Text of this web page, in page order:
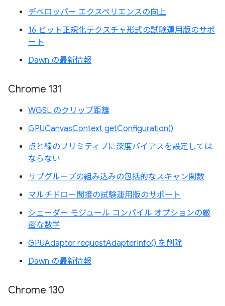
デベロッパー エクスペリエンスの向上
16 ビット正規化テクスチャ形式の試験運用版のサポ
ート
Dawn の最新情報
Chrome 131
WGSL のクリップ距離
GPUCanvasContext getConfiguration()
点と線のプリミティブに深度バイアスを設定しては
ならない
サブグループの組み込みの包括的なスキャン関数
マルチドロー間接の試験運用版のサポート
シェーダー モジュール コンパイル オプションの厳
密な数学
GPUAdapter requestAdapterInfo() を削除
Dawn の最新情報
Chrome 130